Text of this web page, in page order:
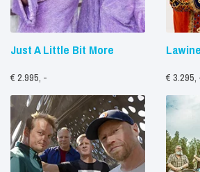
Just A Little Bit More
€ 2.995, - € 3.295,